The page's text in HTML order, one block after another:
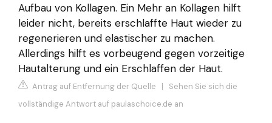
Aufbau von Kollagen. Ein Mehr an Kollagen hilft
leider nicht, bereits erschlaffte Haut wieder zu
regenerieren und elastischer zu machen.
Allerdings hilft es vorbeugend gegen vorzeitige
Hautalterung und ein Erschlaffen der Haut.
Antrag auf Entfernung der Quelle | Sehen Sie sich die
vollständige Antwort auf paulaschoice.de an